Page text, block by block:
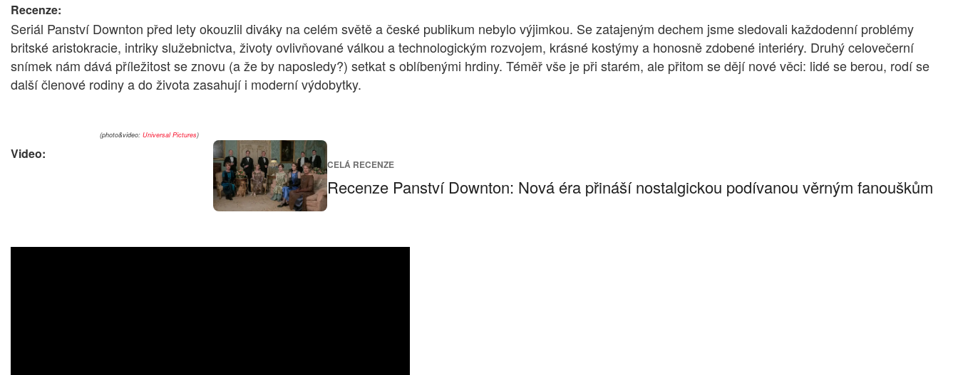
Recenze:
Seriál Panství Downton před lety okouzlil diváky na celém světě a české publikum nebylo výjimkou. Se zatajeným dechem jsme sledovali každodenní problémy
britské aristokracie, intriky služebnictva, životy ovlivňované válkou a technologickým rozvojem, krásné kostýmy a honosně zdobené interiéry. Druhý celovečerní
snímek nám dává příležitost se znovu (a že by naposledy?) setkat s oblíbenými hrdiny. Téměř vše je při starém, ale přitom se dějí nové věci: lidé se berou, rodí se
další členové rodiny a do života zasahují i moderní výdobytky.
CELÁ RECENZE
Recenze Panství Downton: Nová éra přináší nostalgickou podívanou věrným fanouškům
(photo&video: Universal Pictures)
Video: